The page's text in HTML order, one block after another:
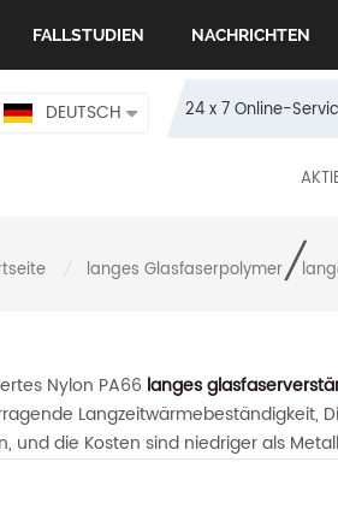
FALLSTUDIEN NACHRICHTEN
24 x 7 Online-
DEUTSCH
langes Glasfaserpolymer/
Nylon PA66 langes
Langzeitwärmebeständigkeit,
und die Kosten sind niedriger als